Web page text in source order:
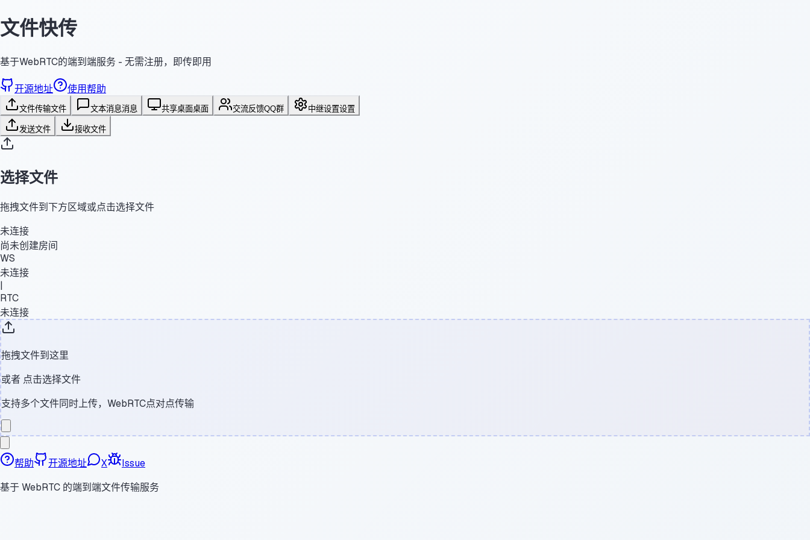
文件快传
基于WebRTC的端到端服务 - 无需注册，即传即用
开源地址 使用帮助
文件传输文件 文本消息消息 共享桌面桌面 交流反馈QQ群 中继设置设置
发送文件 接收文件
选择文件
拖拽文件到下方区域或点击选择文件
未连接
尚未创建房间
WS
未连接
|
RTC
未连接
拖拽文件到这里
或者 点击选择文件
支持多个文件同时上传，WebRTC点对点传输
帮助 开源地址 X
Issue
基于 WebRTC 的端到端文件传输服务